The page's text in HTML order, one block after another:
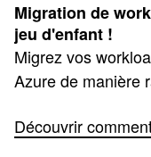
Migration de
jeu d'enfant !
Migrez vos
Azure de manière
Découvrir